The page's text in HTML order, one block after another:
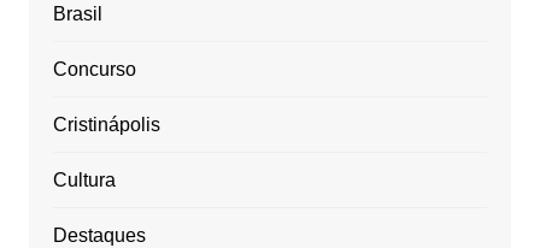
Brasil
Concurso
Cristinápolis
Cultura
Destaques